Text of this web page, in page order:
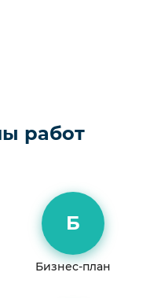
работ
Б
Бизнес-план